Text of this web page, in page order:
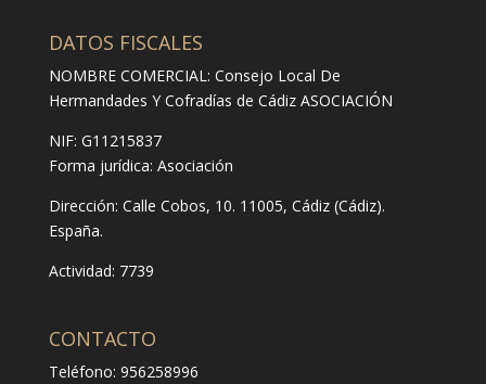
DATOS FISCALES
NOMBRE COMERCIAL: Consejo Local De
Hermandades Y Cofradías de Cádiz ASOCIACIÓN
NIF: G11215837
Forma jurídica: Asociación
Dirección: Calle Cobos, 10. 11005, Cádiz (Cádiz).
España.
Actividad: 7739
CONTACTO
Teléfono: 956258996